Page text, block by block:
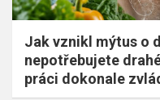
Jak vznikl mýtus o
nepotřebujete
práci dokonale